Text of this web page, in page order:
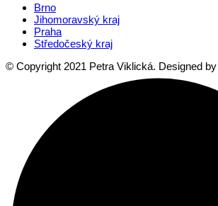
Brno
Jihomoravský kraj
Praha
Středočeský kraj
© Copyright 2021 Petra Viklická. Designed